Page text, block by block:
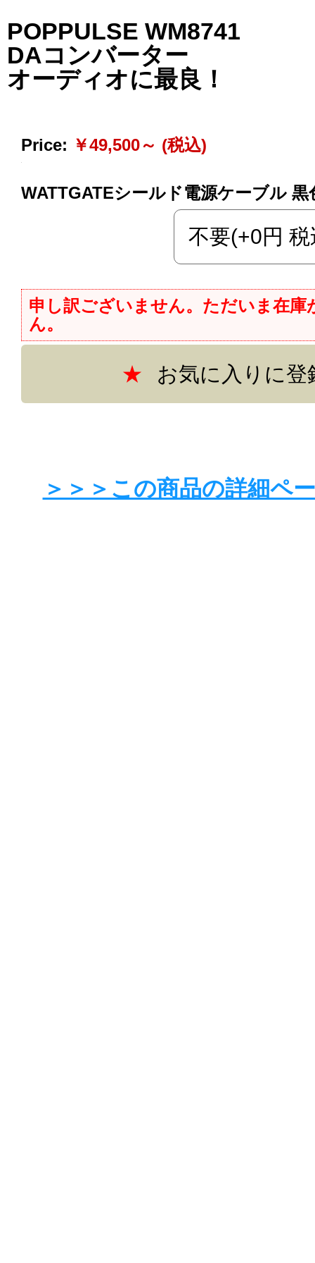
POPPULSE WM8741
DAコンバーター
オーディオに最良！
Price: ￥49,500～ (税込)
WATTGATEシールド電源ケーブル 黒
申し訳ございません。ただいま在庫
ん。
お気に入りに登
＞＞＞この商品の詳細ペ